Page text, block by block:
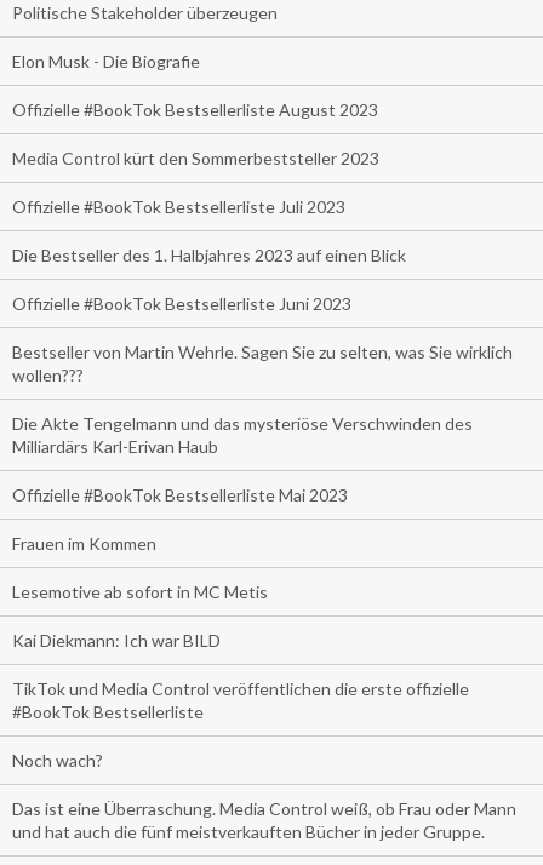
Politische Stakeholder überzeugen
Elon Musk - Die Biografie
Offizielle #BookTok Bestsellerliste August 2023
Media Control kürt den Sommerbeststeller 2023
Offizielle #BookTok Bestsellerliste Juli 2023
Die Bestseller des 1. Halbjahres 2023 auf einen Blick
Offizielle #BookTok Bestsellerliste Juni 2023
Bestseller von Martin Wehrle. Sagen Sie zu selten, was Sie wirklich
wollen???
Die Akte Tengelmann und das mysteriöse Verschwinden des
Milliardärs Karl-Erivan Haub
Offizielle #BookTok Bestsellerliste Mai 2023
Frauen im Kommen
Lesemotive ab sofort in MC Metis
Kai Diekmann: Ich war BILD
TikTok und Media Control veröffentlichen die erste offizielle
#BookTok Bestsellerliste
Noch wach?
Das ist eine Überraschung. Media Control weiß, ob Frau oder Mann
und hat auch die fünf meistverkauften Bücher in jeder Gruppe.